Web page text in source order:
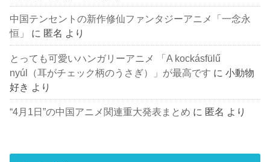
中国テンセントの新作修仙ファンタジーアニメ「一念永
恒」
に 匿名 より
とっても可愛いハンガリーアニメ 「A kockásfülű
nyúl（耳がチェック柄のうさぎ）」が最高です に小動物
好き より
“4月1日”の中国アニメ関連重大発表まとめ に 匿名 より